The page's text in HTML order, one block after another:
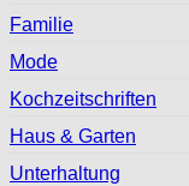
Familie
Mode
Kochzeitschriften
Haus & Garten
Unterhaltung